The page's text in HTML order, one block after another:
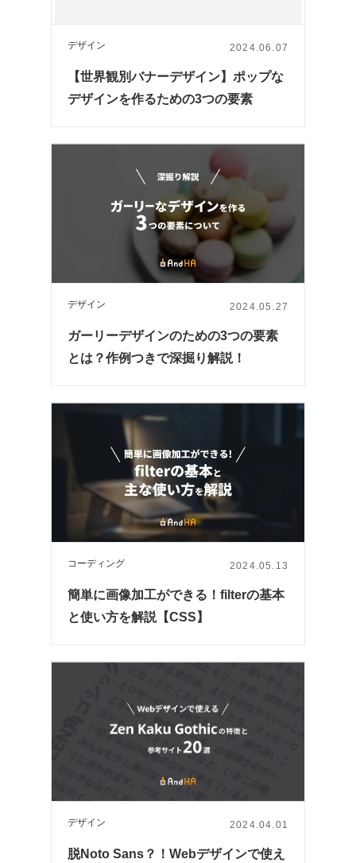
デザイン 2024.06.07
【世界観別バナーデザイン】ポップな
デザインを作るための3つの要素
デザイン 2024.05.27
ガーリーデザインのための3つの要素
とは？作例つきで深掘り解説！
コーディング 2024.05.13
簡単に画像加工ができる！filterの基本
と使い方を解説【CSS】
デザイン 2024.04.01
脱Noto Sans？！Webデザインで使え